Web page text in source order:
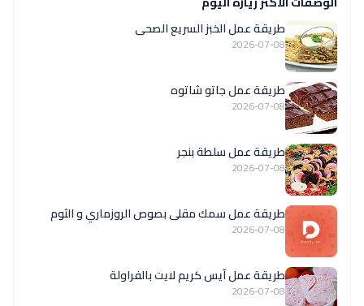
طريقة عمل الخبز السريع الصحى
2026-07-08
طريقة عمل جاتو شاتوه
2026-07-08
طريقة عمل سلطة بنجر
2026-07-08
طريقة عمل سمك مقلى بصوص الروزماري و الثوم
2026-07-08
طريقة عمل آيس كريم لايت بالفراولة
2026-07-08